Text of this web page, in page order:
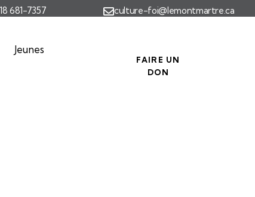
681-7357 culture-foi@lemontmartre.ca
Jeunes
FAIRE UN
DON